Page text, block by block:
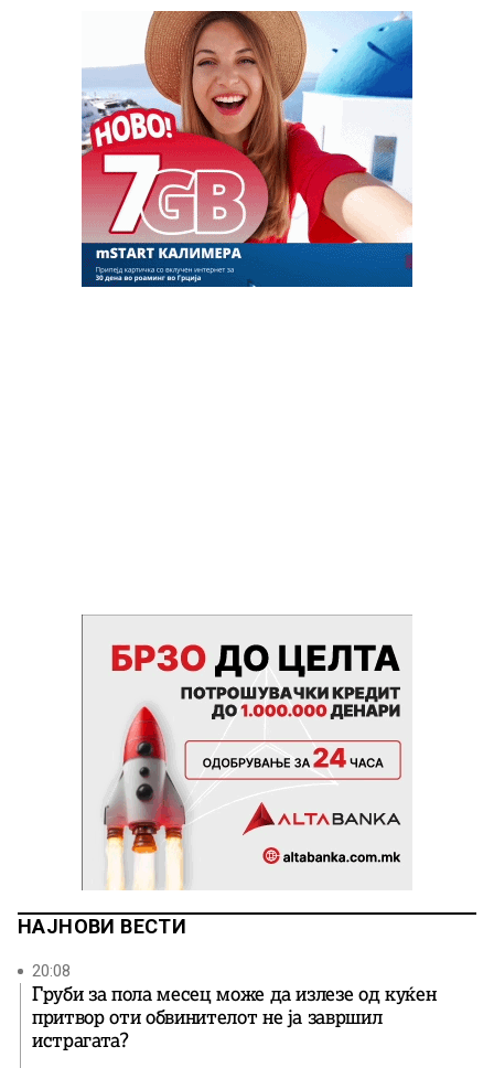
НАЈНОВИ ВЕСТИ
20:08
Груби за пола месец може да излезе од куќен
притвор оти обвинителот не ја завршил
истрагата?